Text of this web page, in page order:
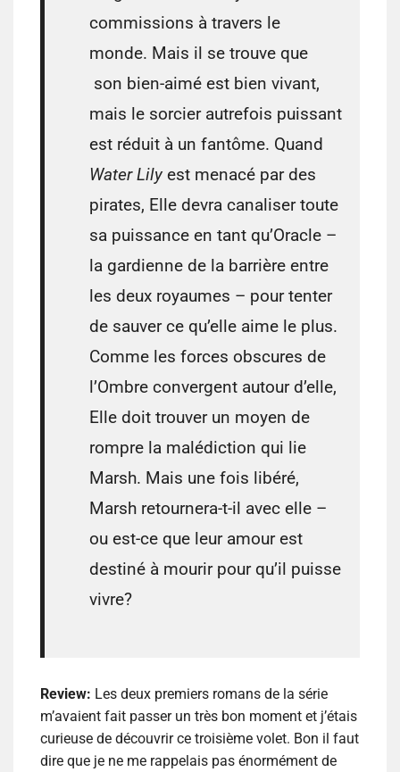
commissions à travers le
monde. Mais il se trouve que
son bien-aimé est bien vivant,
mais le sorcier autrefois puissant
est réduit à un fantôme. Quand
Water Lily est menacé par des
pirates, Elle devra canaliser toute
sa puissance en tant qu’Oracle –
la gardienne de la barrière entre
les deux royaumes – pour tenter
de sauver ce qu’elle aime le plus.
Comme les forces obscures de
l’Ombre convergent autour d’elle,
Elle doit trouver un moyen de
rompre la malédiction qui lie
Marsh. Mais une fois libéré,
Marsh retournera-t-il avec elle –
ou est-ce que leur amour est
destiné à mourir pour qu’il puisse
vivre?
Review: Les deux premiers romans de la série
m’avaient fait passer un très bon moment et j’étais
curieuse de découvrir ce troisième volet. Bon il faut
dire que je ne me rappelais pas énormément de